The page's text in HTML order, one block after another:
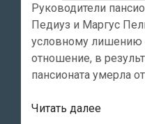
Руководители
Педиуз и Маргус
условному лишению
отношение, в
пансионата умерла
Читать далее